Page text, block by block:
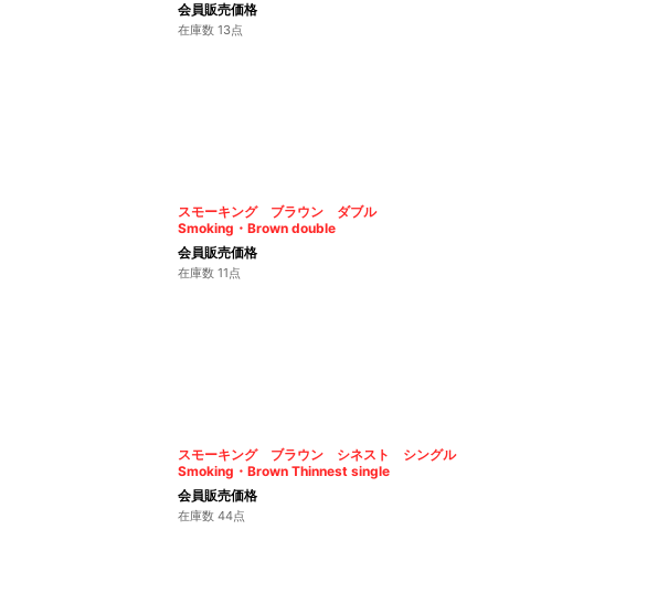
会員販売価格
在庫数 13点
スモーキング ブラウン ダブル
Smoking・Brown double
会員販売価格
在庫数 11点
スモーキング ブラウン シネスト シングル
Smoking・Brown Thinnest single
会員販売価格
在庫数 44点